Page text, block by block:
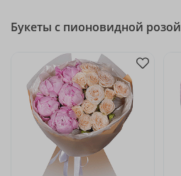
Букеты с пионовидной розой